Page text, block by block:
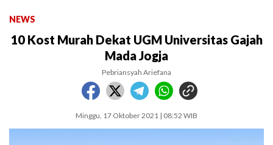
NEWS
10 Kost Murah Dekat UGM Universitas Gajah
Mada Jogja
Pebriansyah Ariefana
Minggu, 17 Oktober 2021 | 08:52 WIB